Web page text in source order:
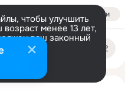
Войти
чтобы улучшить
менее 13 лет,
ваш законный